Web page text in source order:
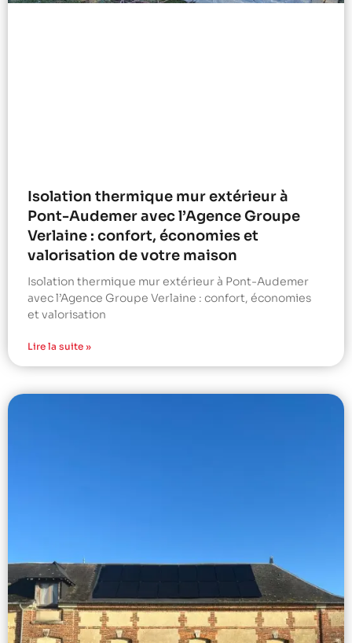
Isolation thermique mur extérieur à
Pont-Audemer avec l’Agence Groupe
Verlaine : confort, économies et
valorisation de votre maison
Isolation thermique mur extérieur à Pont-Audemer
avec l’Agence Groupe Verlaine : confort, économies
et valorisation
Lire la suite »